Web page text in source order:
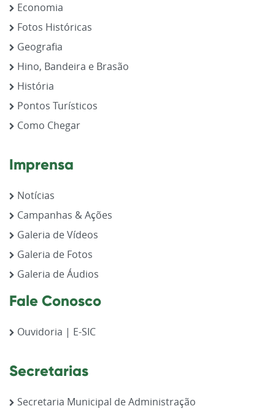
Economia
Fotos Históricas
Geografia
Hino, Bandeira e Brasão
História
Pontos Turísticos
Como Chegar
Imprensa
Notícias
Campanhas & Ações
Galeria de Vídeos
Galeria de Fotos
Galeria de Áudios
Fale Conosco
Ouvidoria | E-SIC
Secretarias
Secretaria Municipal de Administração